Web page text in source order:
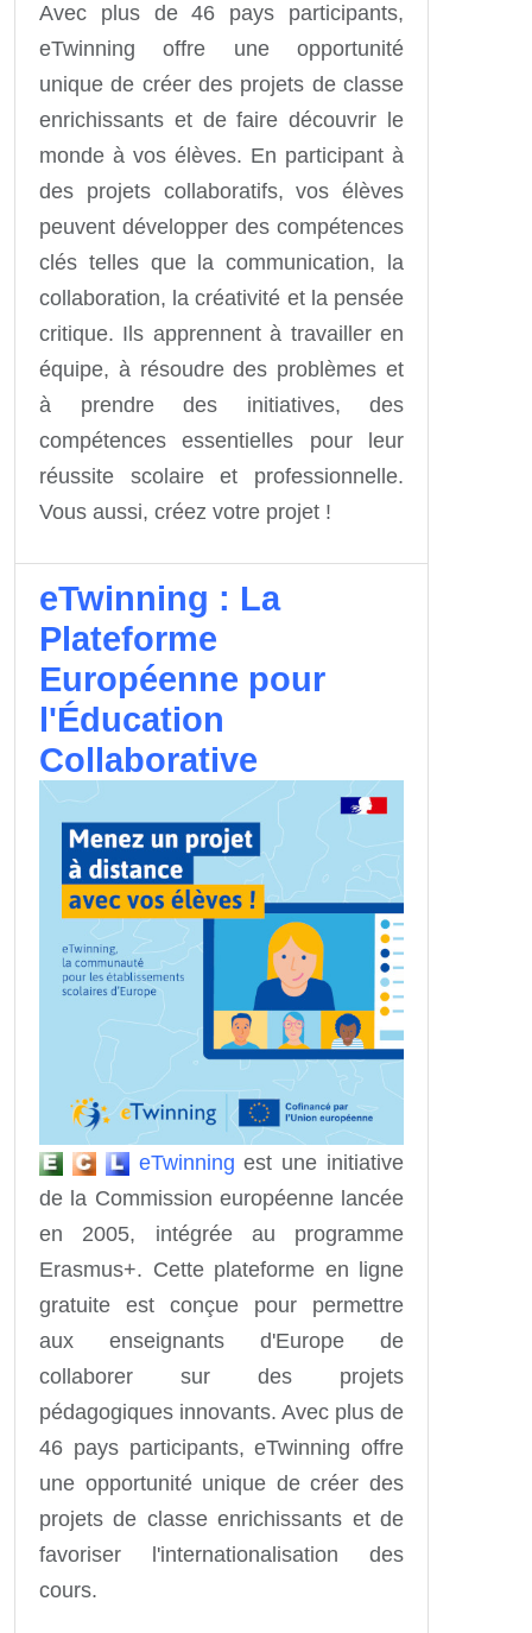
Avec plus de 46 pays participants,
eTwinning offre une opportunité
unique de créer des projets de classe
enrichissants et de faire découvrir le
monde à vos élèves. En participant à
des projets collaboratifs, vos élèves
peuvent développer des compétences
clés telles que la communication, la
collaboration, la créativité et la pensée
critique. Ils apprennent à travailler en
équipe, à résoudre des problèmes et
à prendre des initiatives, des
compétences essentielles pour leur
réussite scolaire et professionnelle.
Vous aussi, créez votre projet !
eTwinning : La
Plateforme
Européenne pour
l'Éducation
Collaborative
eTwinning est une initiative
de la Commission européenne lancée
en 2005, intégrée au programme
Erasmus+. Cette plateforme en ligne
gratuite est conçue pour permettre
aux enseignants d'Europe de
collaborer sur des projets
pédagogiques innovants. Avec plus de
46 pays participants, eTwinning offre
une opportunité unique de créer des
projets de classe enrichissants et de
favoriser l'internationalisation des
cours.